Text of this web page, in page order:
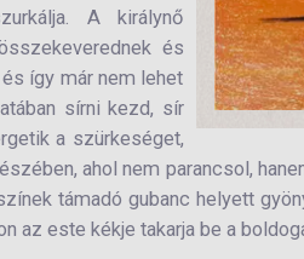
A királynő
és
így már nem lehet
sírni kezd, sír
a szürkeséget,
ahol nem parancsol,
támadó gubanc helyett
este kékje takarja be a